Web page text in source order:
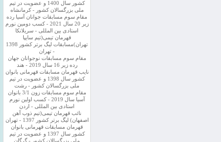
کشور سال 1400 و عضویت در تیم
ملی بزرگسالان کشور - کرمانشاه
مقام سوم مسابقات جوانان آسیا رده
زیر 20 سال 2021 - کسب دومین نورم
استادی بین المللی - سریلانکا
قهرمان تیمی(تیم سایپا
تهران)مسابقات لیگ برتر کشور 1398
- تهران
مقام سوم مسابقات نوجوانان جهان
رده زیر 16 سال 2019 - هند
نایب قهرمان مسابقات قهرمانی بانوان
کشور سال 1398 و عضویت در تیم
ملی بزرگسالان کشور - رشت
مقام سوم مسابقات زون 3/1 بانوان
آسیا سال 2019 - کسب اولین نورم
استادی بین المللی - اردن
نائب قهرمان تیمی(تیم ذوب آهن
اصفهان) لیگ برتر کشور 1397 - تهران
قهرمان مسابقات قهرمانی بانوان
کشور سال 1397 و عضویت در تیم
ملی بزرگسالان کشور - گرگان